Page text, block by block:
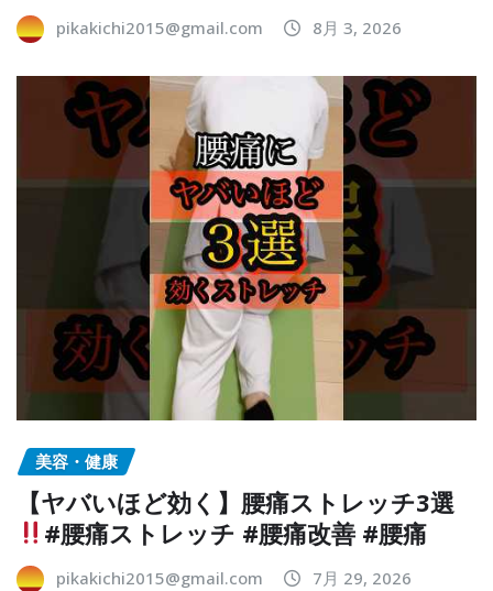
pikakichi2015@gmail.com 8月 3, 2026
美容・健康
【ヤバいほど効く】腰痛ストレッチ3選
#腰痛ストレッチ #腰痛改善 #腰痛
pikakichi2015@gmail.com 7月 29, 2026